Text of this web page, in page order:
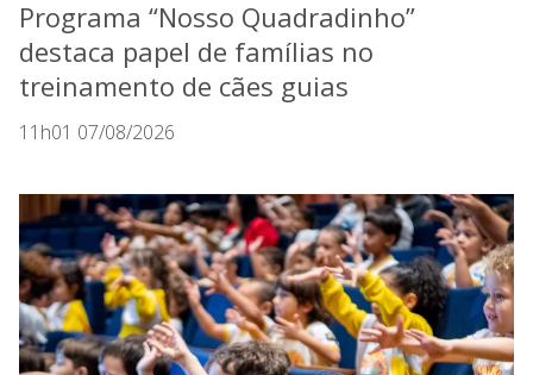
Programa “Nosso Quadradinho”
destaca papel de famílias no
treinamento de cães guias
11h01 07/08/2026